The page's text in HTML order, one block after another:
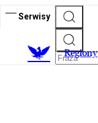
Serwisy
Regiony